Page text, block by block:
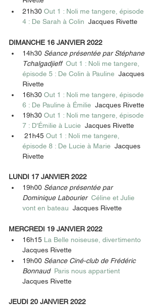
21h30 Out 1 : Noli me tangere, épisode
4 : De Sarah à Colin Jacques Rivette
DIMANCHE 16 JANVIER 2022
14h30 Séance présentée par Stéphane
Tchalgadjieff Out 1 : Noli me tangere,
épisode 5 : De Colin à Pauline Jacques
Rivette
16h30 Out 1 : Noli me tangere, épisode
6 : De Pauline à Émilie Jacques Rivette
19h30 Out 1 : Noli me tangere, épisode
7 : D'Émilie à Lucie Jacques Rivette
21h45 Out 1 : Noli me tangere,
épisode 8 : De Lucie à Marie Jacques
Rivette
LUNDI 17 JANVIER 2022
19h00 Séance présentée par
Dominique Labourier Céline et Julie
vont en bateau Jacques Rivette
MERCREDI 19 JANVIER 2022
16h15 La Belle noiseuse, divertimento
Jacques Rivette
19h00 Séance Ciné-club de Frédéric
Bonnaud Paris nous appartient
Jacques Rivette
JEUDI 20 JANVIER 2022